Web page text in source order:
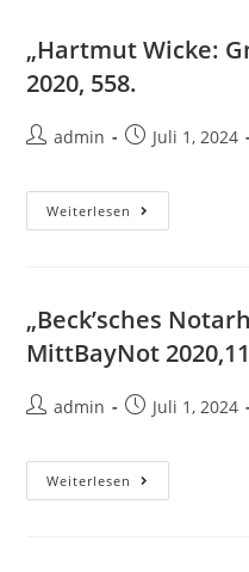
„Hartmut Wicke:
2020, 558.
admin Juli 1, 2024
Weiterlesen
„Beck’sches
MittBayNot
admin Juli 1, 2024
Weiterlesen